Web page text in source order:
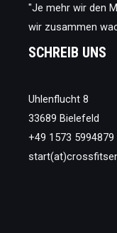
"Je mehr wir den
wir zusammen
SCHREIB UNS
Uhlenflucht 8
33689 Bielefeld
+49 1573 5994879